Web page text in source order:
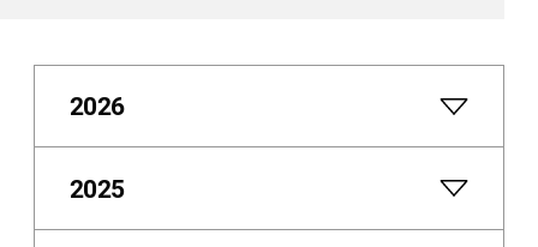
2026
2025